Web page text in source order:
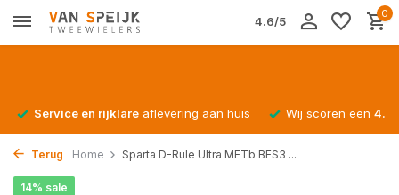
4.6/5
0
Service en rijklare aflevering aan huis Wij scoren een
Terug Home Sparta D-Rule Ultra METb BES3 ...
14% sale